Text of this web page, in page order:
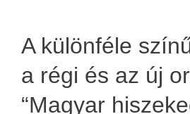
A különféle
a régi és az új
“Magyar